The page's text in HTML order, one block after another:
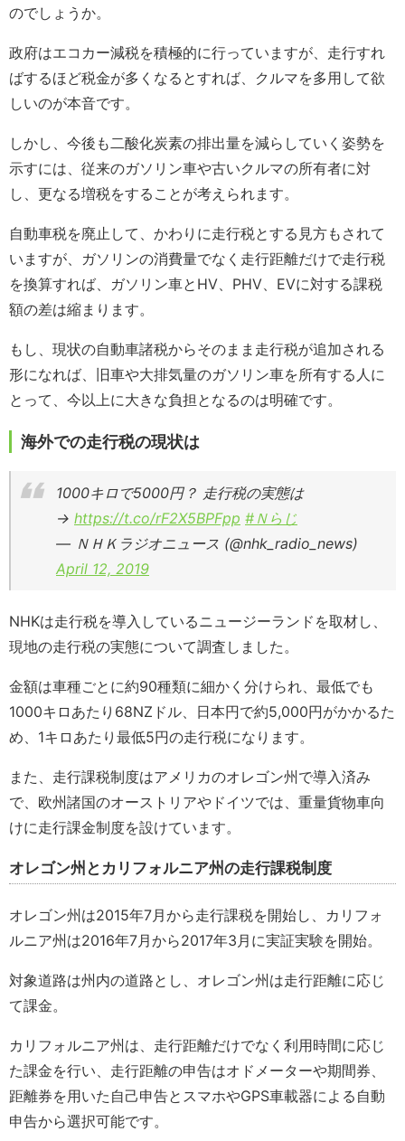
のでしょうか。
政府はエコカー減税を積極的に行っていますが、走行すれ
ばするほど税金が多くなるとすれば、クルマを多用して欲
しいのが本音です。
しかし、今後も二酸化炭素の排出量を減らしていく姿勢を
示すには、従来のガソリン車や古いクルマの所有者に対
し、更なる増税をすることが考えられます。
自動車税を廃止して、かわりに走行税とする見方もされて
いますが、ガソリンの消費量でなく走行距離だけで走行税
を換算すれば、ガソリン車とHV、PHV、EVに対する課税
額の差は縮まります。
もし、現状の自動車諸税からそのまま走行税が追加される
形になれば、旧車や大排気量のガソリン車を所有する人に
とって、今以上に大きな負担となるのは明確です。
海外での走行税の現状は
1000キロで5000円？ 走行税の実態は
→ https://t.co/rF2X5BPFpp #Ｎらじ
— ＮＨＫラジオニュース (@nhk_radio_news)
April 12, 2019
NHKは走行税を導入しているニュージーランドを取材し、
現地の走行税の実態について調査しました。
金額は車種ごとに約90種類に細かく分けられ、最低でも
1000キロあたり68NZドル、日本円で約5,000円がかかるた
め、1キロあたり最低5円の走行税になります。
また、走行課税制度はアメリカのオレゴン州で導入済み
で、欧州諸国のオーストリアやドイツでは、重量貨物車向
けに走行課金制度を設けています。
オレゴン州とカリフォルニア州の走行課税制度
オレゴン州は2015年7月から走行課税を開始し、カリフォ
ルニア州は2016年7月から2017年3月に実証実験を開始。
対象道路は州内の道路とし、オレゴン州は走行距離に応じ
て課金。
カリフォルニア州は、走行距離だけでなく利用時間に応じ
た課金を行い、走行距離の申告はオドメーターや期間券、
距離券を用いた自己申告とスマホやGPS車載器による自動
申告から選択可能です。